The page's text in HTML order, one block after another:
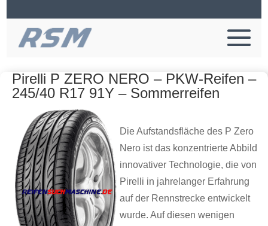
Pirelli P ZERO NERO – PKW-Reifen –
245/40 R17 91Y – Sommerreifen
Die Aufstandsfläche des P Zero
Nero ist das konzentrierte Abbild
innovativer Technologie, die von
Pirelli in jahrelanger Erfahrung
auf der Rennstrecke entwickelt
wurde. Auf diesen wenigen